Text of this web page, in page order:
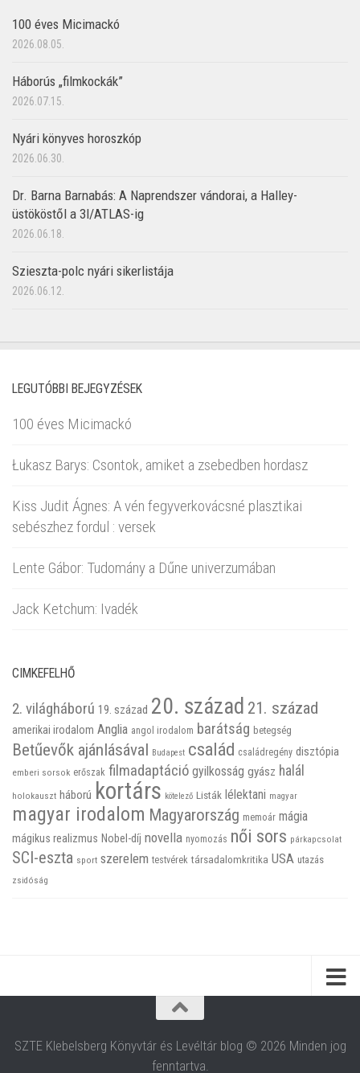
100 éves Micimackó
2026.08.05.
Háborús „filmkockák”
2026.07.15.
Nyári könyves horoszkóp
2026.06.30.
Dr. Barna Barnabás: A Naprendszer vándorai, a Halley-
üstököstől a 3I/ATLAS-ig
2026.06.18.
Szieszta-polc nyári sikerlistája
2026.06.12.
LEGUTÓBBI BEJEGYZÉSEK
100 éves Micimackó
Łukasz Barys: Csontok, amiket a zsebedben hordasz
Kiss Judit Ágnes: A vén fegyverkovácsné plasztikai
sebészhez fordul : versek
Lente Gábor: Tudomány a Dűne univerzumában
Jack Ketchum: Ivadék
CIMKEFELHŐ
2. világháború 19. század 20. század 21. század
amerikai irodalom Anglia angol irodalom barátság betegség
Betűevők ajánlásával Budapest család családregény disztópia
emberi sorsok erőszak filmadaptáció gyilkosság gyász halál
holokauszt háború kortárs kötelező Listák lélektani magyar
magyar irodalom Magyarország memoár mágia
mágikus realizmus Nobel-díj novella nyomozás női sors párkapcsolat
SCI-eszta sport szerelem testvérek társadalomkritika USA utazás
zsidóság
SZTE Klebelsberg Könyvtár és Levéltár blog © 2026 Minden jog
fenntartva.